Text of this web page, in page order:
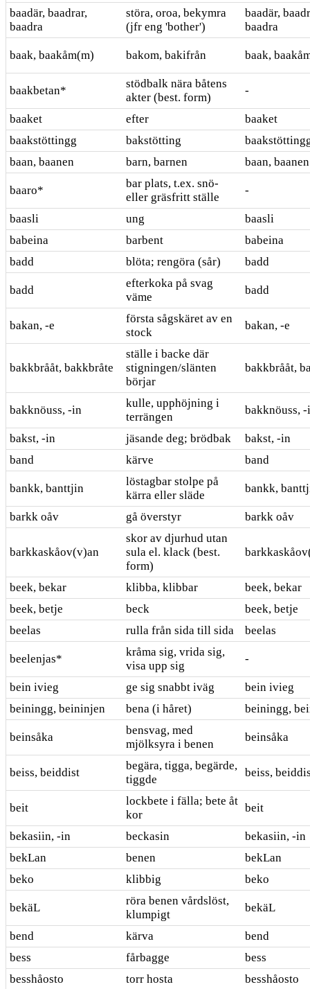
baadär, baadrar,
baadra
störa, oroa, bekymra
(jfr eng 'bother')
baadär,
baadra
baak, baakåm(m) bakom, bakifrån baak,
baakbetan*
stödbalk nära båtens
akter (best. form)
-
baaket efter
baaket
baakstöttingg
bakstötting
baan, baanen
barn, barnen baan, baanen
baaro*
bar plats, t.ex. snö-
eller gräsfritt ställe
-
baasli ung
baasli
babeina
barbent
babeina
badd
blöta; rengöra (sår) badd
badd
efterkoka på svag
väme
badd
bakan, -e
första sågskäret av en
stock
bakan, -e
bakkbrååt, bakkbråte
ställe i backe där
stigningen/slänten
börjar
bakkbrååt,
bakknöuss, -in
kulle, upphöjning i
terrängen
bakknöuss,
bakst, -in jäsande deg; brödbak
bakst, -in
band
kärve band
bankk, banttjin
löstagbar stolpe på
kärra eller släde
bankk,
barkk oåv gå överstyr barkk oåv
barkkaskåov(v)an
skor av djurhud utan
sula el. klack (best.
form)
beek, bekar klibba, klibbar
beek, bekar
beek, betje
beck
beek, betje
beelas
rulla från sida till sida beelas
beelenjas*
kråma sig, vrida sig,
visa upp sig
-
bein ivieg ge sig snabbt iväg
bein ivieg
beiningg, beininjen
bena (i håret) beiningg,
beinsåka
bensvag, med
mjölksyra i benen
beinsåka
beiss, beiddist
begära, tigga, begärde,
tiggde
beiss,
beit
lockbete i fälla; bete åt
kor
beit
bekasiin, -in beckasin
bekasiin, -in
bekLan
benen
bekLan
beko
klibbig beko
bekäL
röra benen vårdslöst,
klumpigt
bekäL
bend kärva
bend
bess
fårbagge
bess
besshåosto
torr hosta besshåosto